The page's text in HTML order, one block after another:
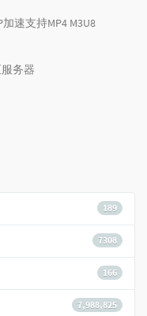
速支持MP4 M3U8
务器
189
7308
166
7,988,825